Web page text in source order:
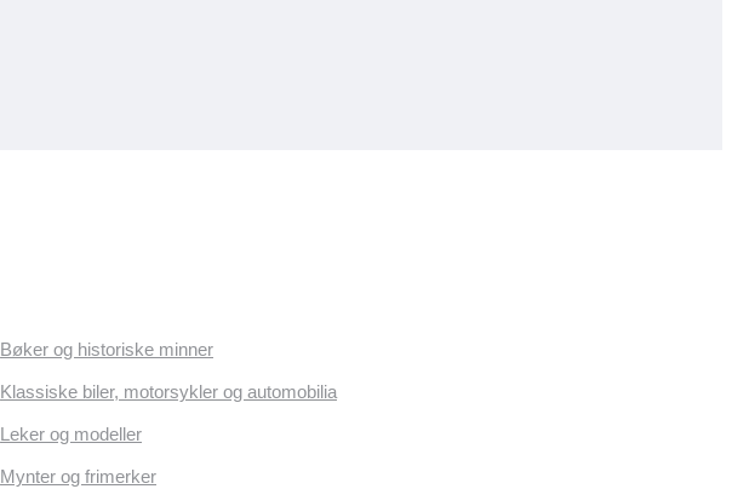
Bøker og historiske minner
Klassiske biler, motorsykler og automobilia
Leker og modeller
Mynter og frimerker